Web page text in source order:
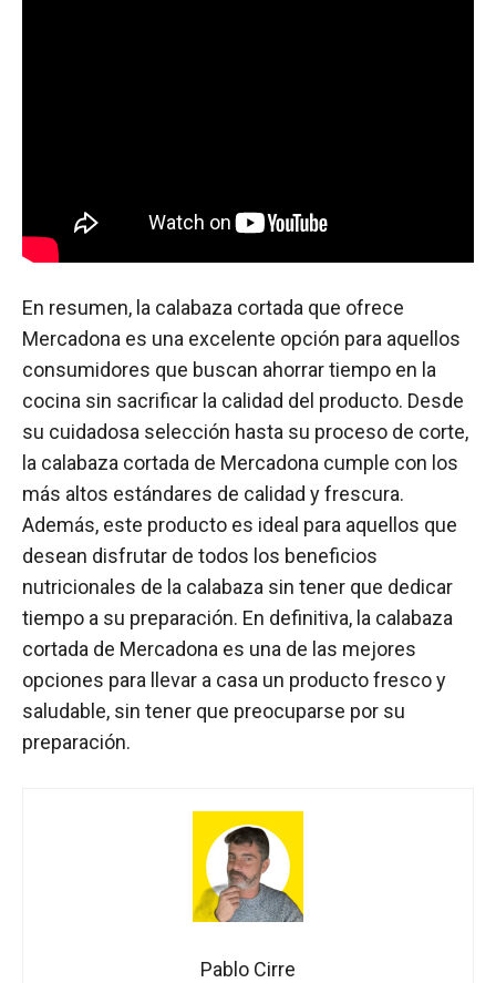
En resumen, la calabaza cortada que ofrece
Mercadona es una excelente opción para aquellos
consumidores que buscan ahorrar tiempo en la
cocina sin sacrificar la calidad del producto. Desde
su cuidadosa selección hasta su proceso de corte,
la calabaza cortada de Mercadona cumple con los
más altos estándares de calidad y frescura.
Además, este producto es ideal para aquellos que
desean disfrutar de todos los beneficios
nutricionales de la calabaza sin tener que dedicar
tiempo a su preparación. En definitiva, la calabaza
cortada de Mercadona es una de las mejores
opciones para llevar a casa un producto fresco y
saludable, sin tener que preocuparse por su
preparación.
Pablo Cirre